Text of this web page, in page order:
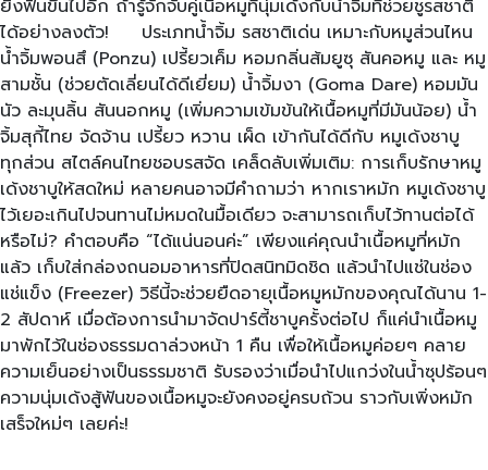
ยิ่งฟินขึ้นไปอีก ถ้ารู้จักจับคู่เนื้อหมูที่นุ่มเด้งกับน้ำจิ้มที่ช่วยชูรสชาติ
ได้อย่างลงตัว! ประเภทน้ำจิ้ม รสชาติเด่น เหมาะกับหมูส่วนไหน
น้ำจิ้มพอนสึ (Ponzu) เปรี้ยวเค็ม หอมกลิ่นส้มยูซุ สันคอหมู และ หมู
สามชั้น (ช่วยตัดเลี่ยนได้ดีเยี่ยม) น้ำจิ้มงา (Goma Dare) หอมมัน
นัว ละมุนลิ้น สันนอกหมู (เพิ่มความเข้มข้นให้เนื้อหมูที่มีมันน้อย) น้ำ
จิ้มสุกี้ไทย จัดจ้าน เปรี้ยว หวาน เผ็ด เข้ากันได้ดีกับ หมูเด้งชาบู
ทุกส่วน สไตล์คนไทยชอบรสจัด เคล็ดลับเพิ่มเติม: การเก็บรักษาหมู
เด้งชาบูให้สดใหม่ หลายคนอาจมีคำถามว่า หากเราหมัก หมูเด้งชาบู
ไว้เยอะเกินไปจนทานไม่หมดในมื้อเดียว จะสามารถเก็บไว้ทานต่อได้
หรือไม่? คำตอบคือ “ได้แน่นอนค่ะ” เพียงแค่คุณนำเนื้อหมูที่หมัก
แล้ว เก็บใส่กล่องถนอมอาหารที่ปิดสนิทมิดชิด แล้วนำไปแช่ในช่อง
แช่แข็ง (Freezer) วิธีนี้จะช่วยยืดอายุเนื้อหมูหมักของคุณได้นาน 1-
2 สัปดาห์ เมื่อต้องการนำมาจัดปาร์ตี้ชาบูครั้งต่อไป ก็แค่นำเนื้อหมู
มาพักไว้ในช่องธรรมดาล่วงหน้า 1 คืน เพื่อให้เนื้อหมูค่อยๆ คลาย
ความเย็นอย่างเป็นธรรมชาติ รับรองว่าเมื่อนำไปแกว่งในน้ำซุปร้อนๆ
ความนุ่มเด้งสู้ฟันของเนื้อหมูจะยังคงอยู่ครบถ้วน ราวกับเพิ่งหมัก
เสร็จใหม่ๆ เลยค่ะ!